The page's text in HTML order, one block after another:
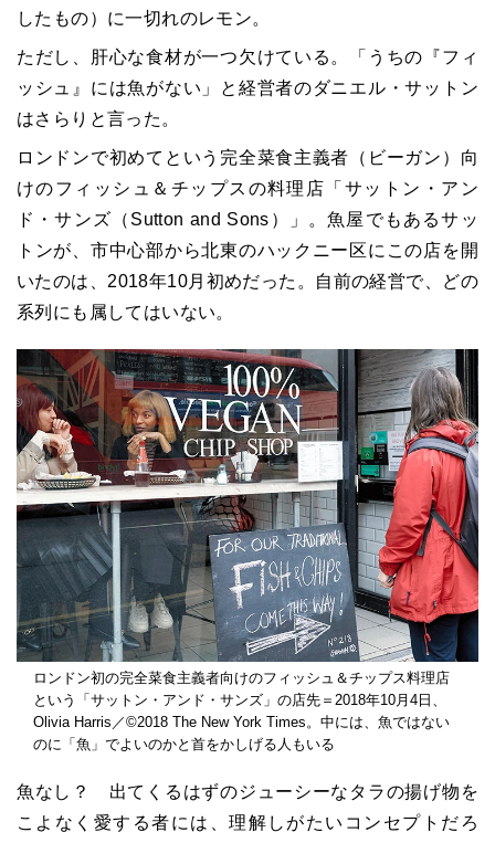
したもの）に一切れのレモン。
ただし、肝心な食材が一つ欠けている。「うちの『フィ
ッシュ』には魚がない」と経営者のダニエル・サットン
はさらりと言った。
ロンドンで初めてという完全菜食主義者（ビーガン）向
けのフィッシュ＆チップスの料理店「サットン・アン
ド・サンズ（Sutton and Sons）」。魚屋でもあるサッ
トンが、市中心部から北東のハックニー区にこの店を開
いたのは、2018年10月初めだった。自前の経営で、どの
系列にも属してはいない。
ロンドン初の完全菜食主義者向けのフィッシュ＆チップス料理店
という「サットン・アンド・サンズ」の店先＝2018年10月4日、
Olivia Harris／©2018 The New York Times。中には、魚ではない
のに「魚」でよいのかと首をかしげる人もいる
魚なし？ 出てくるはずのジューシーなタラの揚げ物を
こよなく愛する者には、理解しがたいコンセプトだろ